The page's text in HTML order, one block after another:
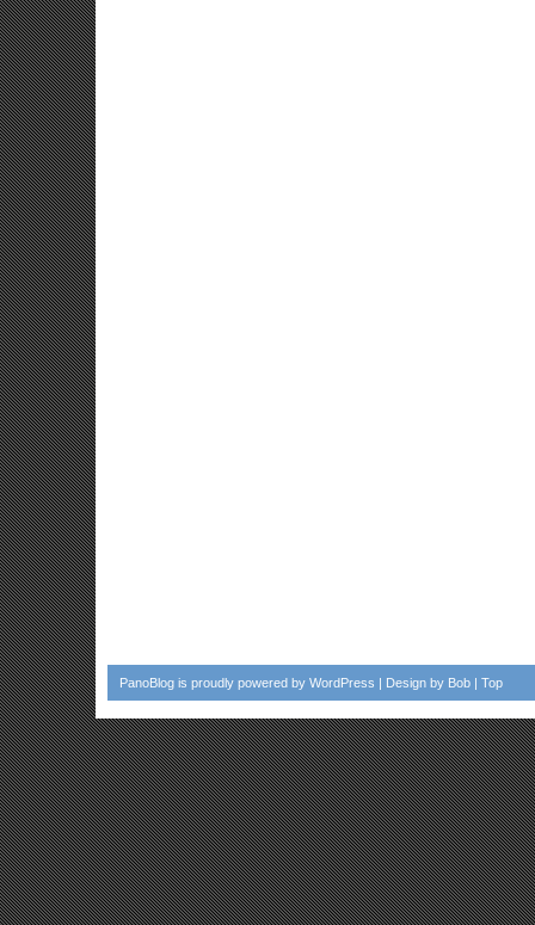
PanoBlog is proudly powered by WordPress | Design by Bob | Top